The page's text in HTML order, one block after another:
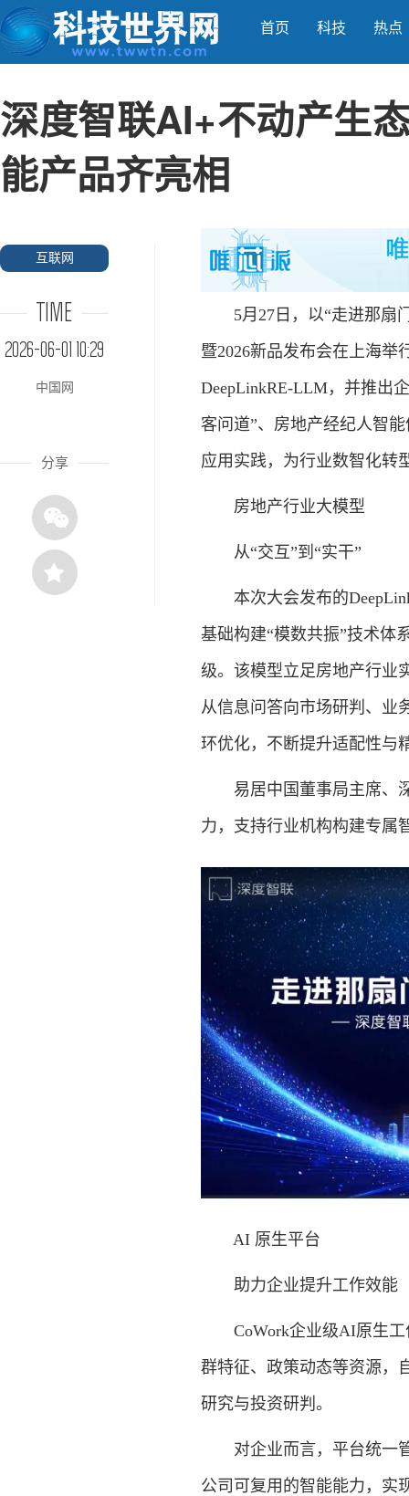
首页 科技 热点
深度智联AI+不动产生
能产品齐亮相
互联网
TIME
2026-06-01 10:29
中国网
分享
5月27日，以“走进那扇门
暨2026新品发布会在上海举
DeepLinkRE‑LLM，并推出
客问道”、房地产经纪人智
应用实践，为行业数智化转
房地产行业大模型
从“交互”到“实干”
本次大会发布的
基础构建“模数共振”技术体
级。该模型立足房地产行业
从信息问答向市场研判、业
环优化，不断提升适配性与
易居中国董事局主席、深
力，支持行业机构构建专属
AI 原生平台
助力企业提升工作效能
CoWork企业级AI原生工
群特征、政策动态等资源，
研究与投资研判。
对企业而言，平台统一管
公司可复用的智能能力，实